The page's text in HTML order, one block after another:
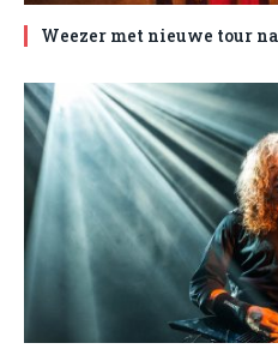
Weezer met nieuwe tour